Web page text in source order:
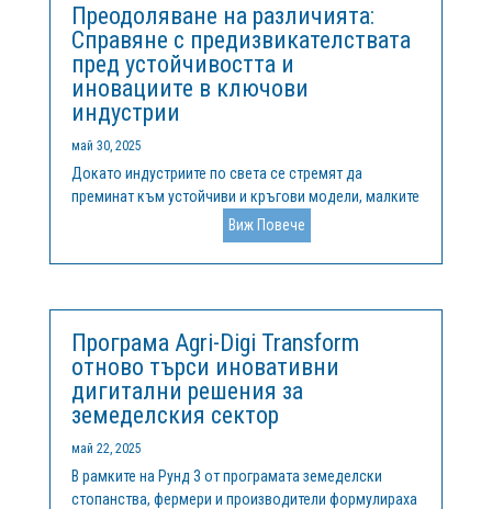
Преодоляване на различията:
Справяне с предизвикателствата
пред устойчивостта и
иновациите в ключови
индустрии
май 30, 2025
Докато индустриите по света се стремят да
преминат към устойчиви и кръгови модели, малките
и средни предприятия (МСП) и индустриалните
клъстери се сблъскват с уникални
предизвикателства. Ключови сектори като
технологии,...
Виж Повече
Програма Agri-Digi Transform
отново търси иновативни
дигитални решения за
земеделския сектор
май 22, 2025
В рамките на Рунд 3 от програмата земеделски
стопанства, фермери и производители формулираха